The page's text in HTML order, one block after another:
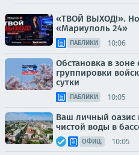
«ТВОЙ ВЫХОД!».
«Мариуполь 24»
ПАБЛИКИ 10:06
Обстановка в зоне
группировки
сутки
ПАБЛИКИ 10:05
Ваш личный оазис
чистой воды в
ОФИЦ. 10:05